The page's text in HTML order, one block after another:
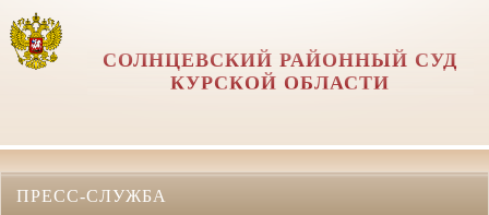
СОЛНЦЕВСКИЙ РАЙОННЫЙ СУД
КУРСКОЙ ОБЛАСТИ
ПРЕСС-СЛУЖБА